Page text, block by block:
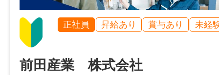
・固定残業代制：なし
・マイカー通勤可：敷地内無料駐車場あり
・転勤なし
・給与の締め日：月末、支払日：翌月15日
正社員 昇給あり 賞与あり 未経
前田産業 株式会社